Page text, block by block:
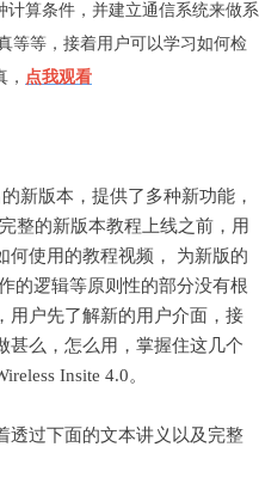
算条件，并建立通信系统来做系
等等，接着用户可以学习如何检
点我观看
新版本，提供了多种新功能，
整的新版本教程上线之前，用
何使用的教程视频， 为新版的
的逻辑等原则性的部分没有根
用户先了解新的用户介面，接
甚么，怎么用，掌握住这几个
Insite 4.0。
透过下面的文本讲义以及完整